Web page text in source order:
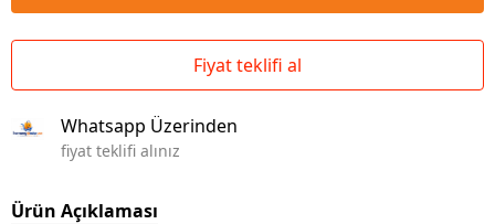
Fiyat teklifi al
Whatsapp Üzerinden
fiyat teklifi alınız
Ürün Açıklaması